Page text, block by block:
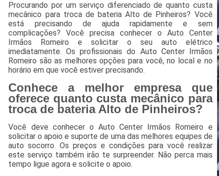
Procurando por um serviço diferenciado de quanto custa
mecânico para troca de bateria Alto de Pinheiros? Você
está precisando de ajuda rapidamente e sem
complicações? Você precisa conhecer o Auto Center
Irmãos Romeiro e solicitar o seu auto elétrico
imediatamente. Os profissionais do Auto Center Irmãos
Romeiro são as melhores opções para você, no local e no
horário em que você estiver precisando.
Conhece a melhor empresa que
oferece quanto custa mecânico para
troca de bateria Alto de Pinheiros?
Você deve conhecer o Auto Center Irmãos Romeiro e
solicitar o apoio e suporte de uma das melhores equipes de
auto socorro. Os preços e condições para você realizar
este serviço também irão te surpreender. Não perca mais
tempo ligue agora e solicite o apoio.